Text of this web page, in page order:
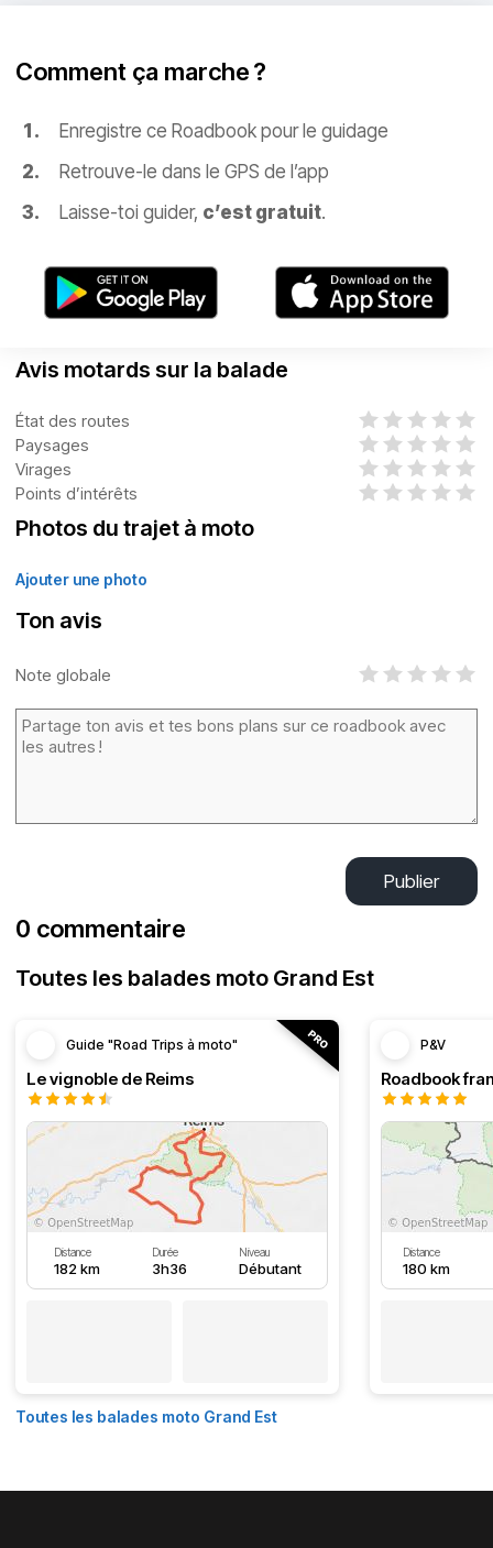
Comment ça marche ?
Enregistre ce Roadbook pour le guidage
Retrouve-le dans le GPS de l’app
Laisse-toi guider, c’est gratuit.
Avis motards sur la balade
État des routes
Paysages
Virages
Points d’intérêts
Photos du trajet à moto
Ajouter une photo
Ton avis
Note globale
Publier
0 commentaire
Toutes les balades moto Grand Est
Guide "Road Trips à moto"
Le vignoble de Reims
Distance
182 km
Durée
3h36
Niveau
Débutant
P&V
Distance
180 km
Toutes les balades moto Grand Est